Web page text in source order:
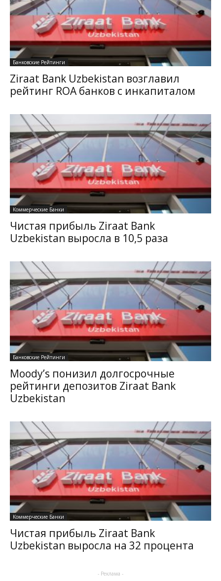
Банковские Рейтинги
Ziraat Bank Uzbekistan возглавил
рейтинг ROA банков с инкапиталом
Коммерческие Банки
Чистая прибыль Ziraat Bank
Uzbekistan выросла в 10,5 раза
Банковские Рейтинги
Moody’s понизил долгосрочные
рейтинги депозитов Ziraat Bank
Uzbekistan
Коммерческие Банки
Чистая прибыль Ziraat Bank
Uzbekistan выросла на 32 процента
- Реклама -